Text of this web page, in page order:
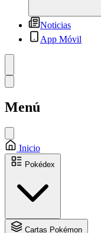
Noticias
App Móvil
Menú
Inicio